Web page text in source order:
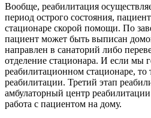
Вообще, реабилитация
период острого состояния,
стационаре скорой помощи. По
пациент может быть выписан
направлен в санаторий либо
отделение стационара. И если мы
реабилитационном стационаре, то
реабилитации. Третий этап
амбулаторный центр
работа с пациентом на дому.